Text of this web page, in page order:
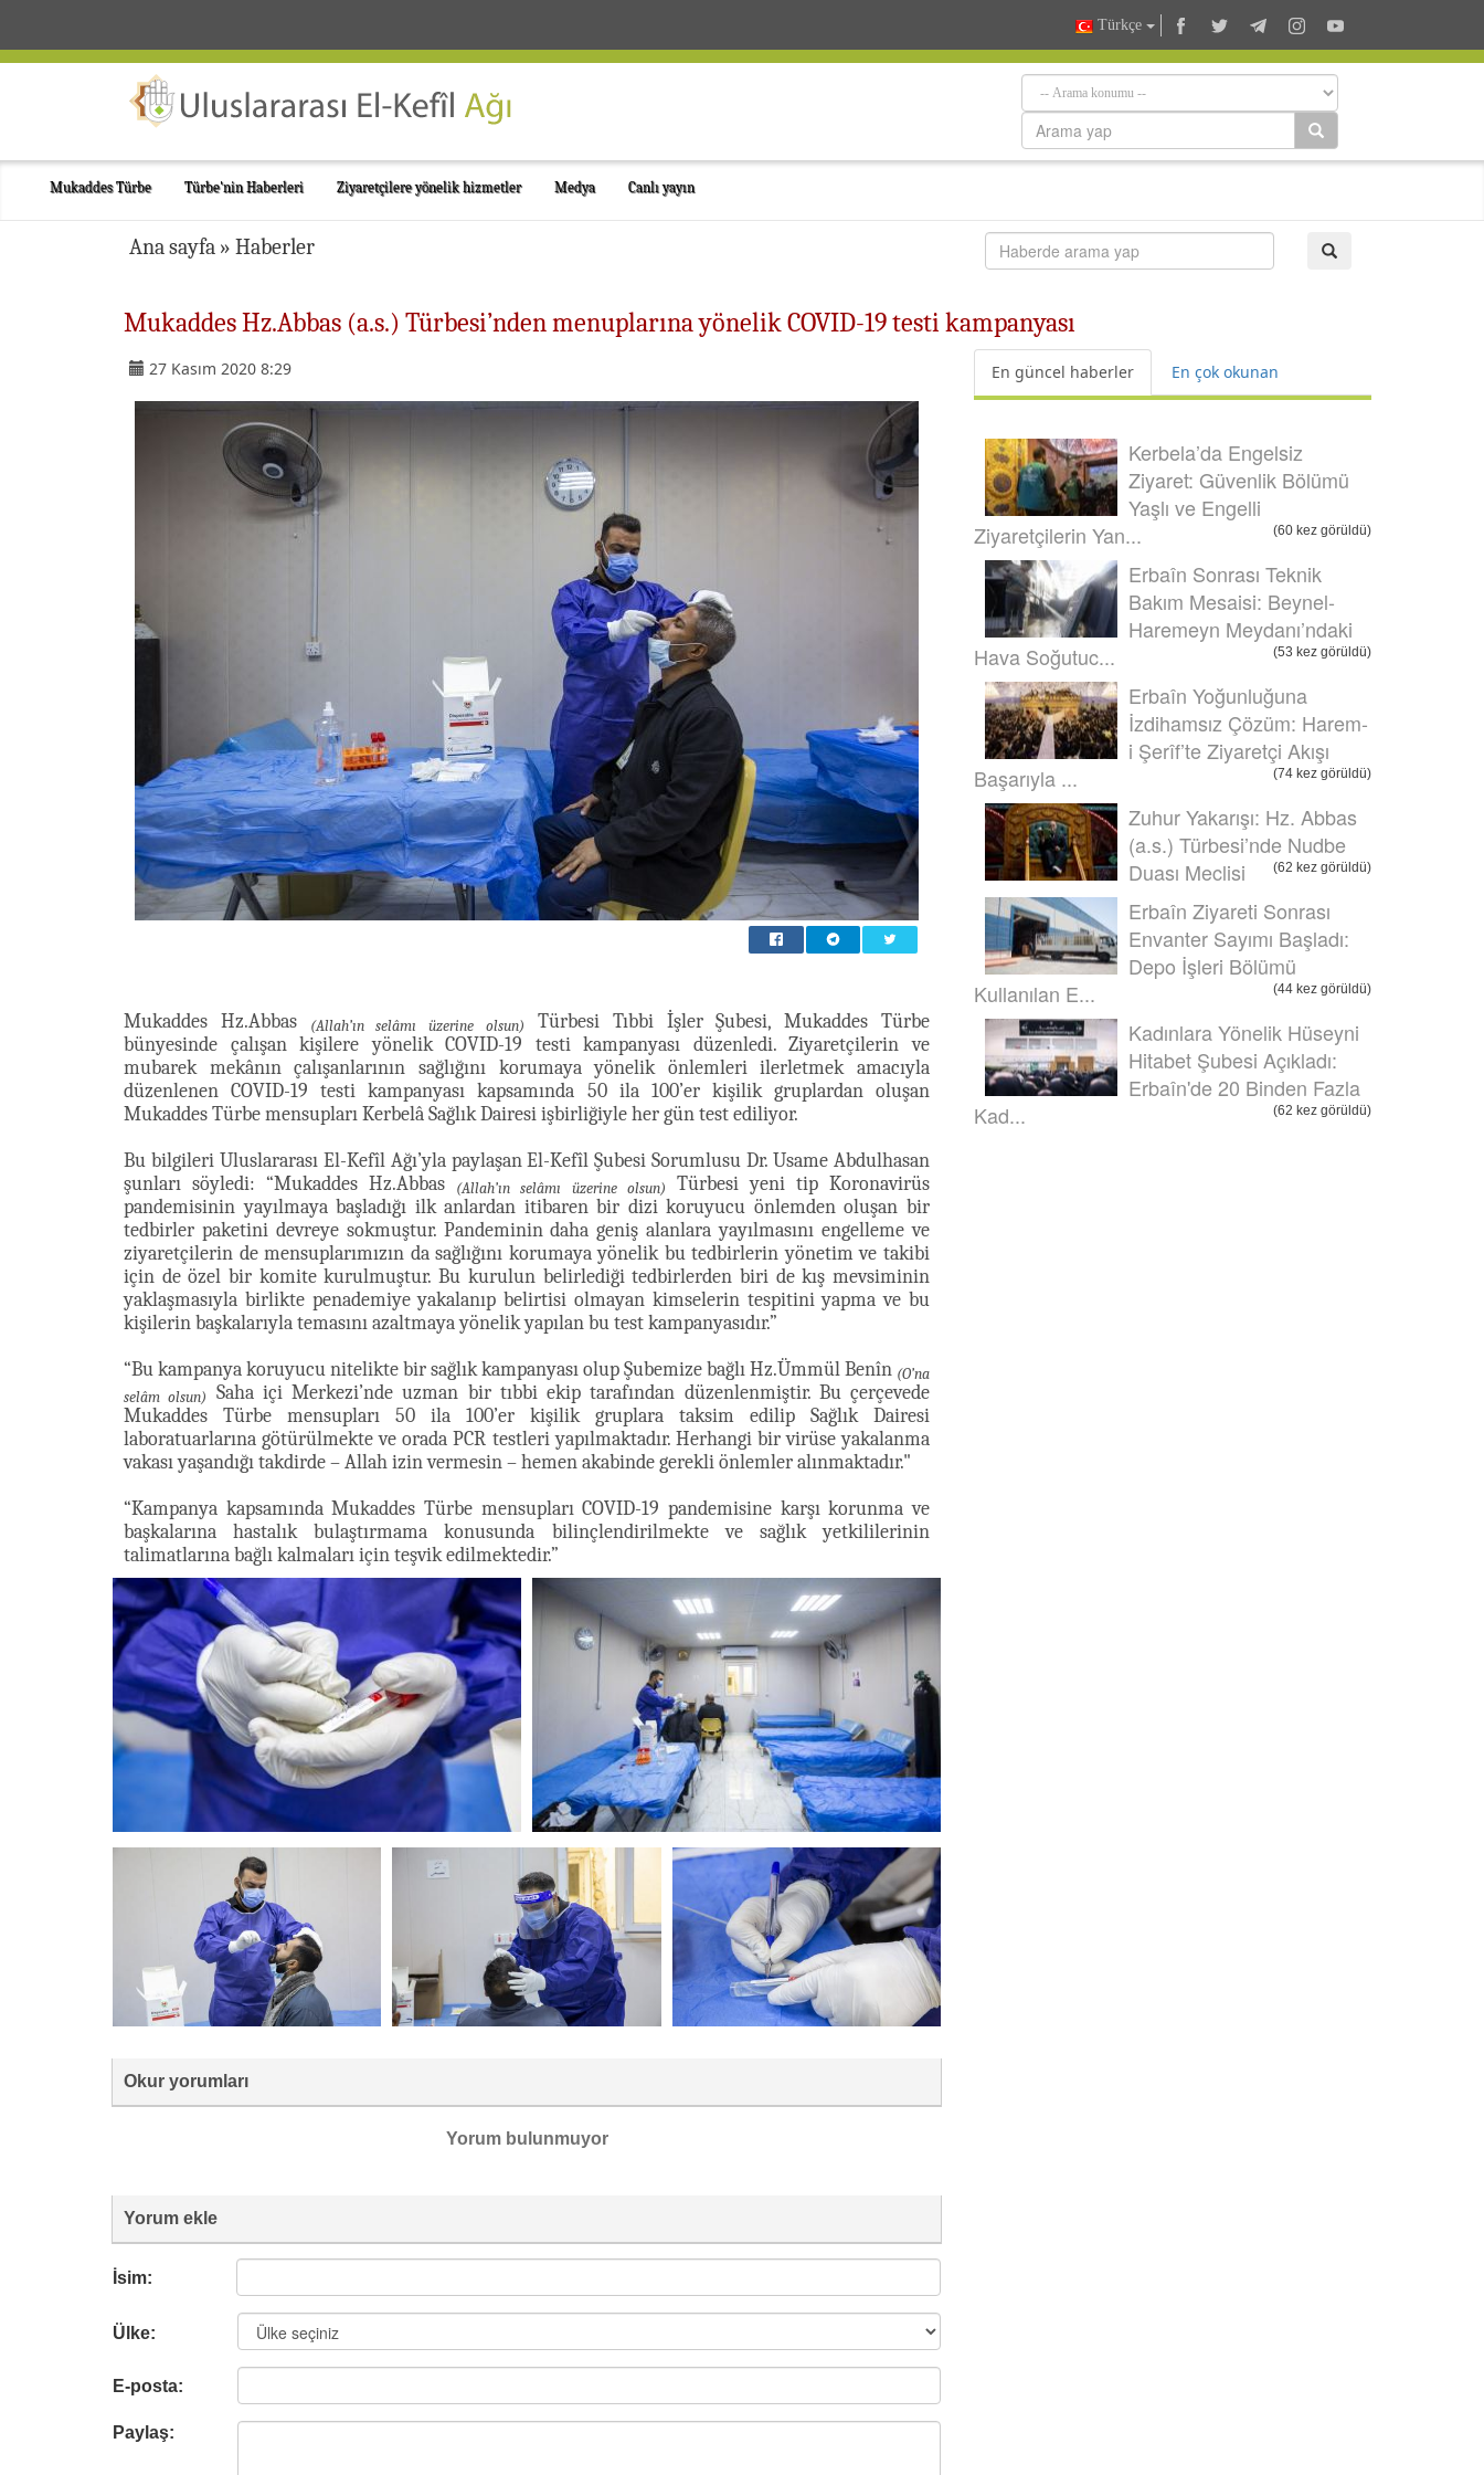
Türkçe
Mukaddes Türbe Türbe'nin Haberleri Ziyaretçilere yönelik hizmetler Medya Canlı yayın
Ana sayfa » Haberler
Mukaddes Hz.Abbas (a.s.) Türbesi’nden menuplarına yönelik COVID-19 testi kampanyası
27 Kasım 2020 8:29
Mukaddes Hz.Abbas (Allah’ın selâmı üzerine olsun)
Türbesi Tıbbi İşler Şubesi, Mukaddes Türbe
bünyesinde çalışan kişilere yönelik COVID-19 testi kampanyası düzenledi. Ziyaretçilerin ve
mubarek mekânın çalışanlarının sağlığını korumaya yönelik önlemleri ilerletmek amacıyla
düzenlenen COVID-19 testi kampanyası kapsamında 50 ila 100’er kişilik gruplardan oluşan
Mukaddes Türbe mensupları Kerbelâ Sağlık Dairesi işbirliğiyle her gün test ediliyor.
Bu bilgileri Uluslararası El-Kefîl Ağı’yla paylaşan El-Kefîl Şubesi Sorumlusu Dr. Usame Abdulhasan
şunları söyledi: “Mukaddes Hz.Abbas
(Allah’ın selâmı üzerine olsun)
Türbesi yeni tip Koronavirüs
pandemisinin yayılmaya başladığı ilk anlardan itibaren bir dizi koruyucu önlemden oluşan bir
tedbirler paketini devreye sokmuştur. Pandeminin daha geniş alanlara yayılmasını engelleme ve
ziyaretçilerin de mensuplarımızın da sağlığını korumaya yönelik bu tedbirlerin yönetim ve takibi
için de özel bir komite kurulmuştur. Bu kurulun belirlediği tedbirlerden biri de kış mevsiminin
yaklaşmasıyla birlikte penademiye yakalanıp belirtisi olmayan kimselerin tespitini yapma ve bu
kişilerin başkalarıyla temasını azaltmaya yönelik yapılan bu test kampanyasıdır.”
“Bu kampanya koruyucu nitelikte bir sağlık kampanyası olup Şubemize bağlı Hz.Ümmül Benîn (O’na
selâm olsun)
Saha içi Merkezi’nde uzman bir tıbbi ekip tarafından düzenlenmiştir. Bu çerçevede
Mukaddes Türbe mensupları 50 ila 100’er kişilik gruplara taksim edilip Sağlık Dairesi
laboratuarlarına götürülmekte ve orada PCR testleri yapılmaktadır. Herhangi bir virüse yakalanma
vakası yaşandığı takdirde – Allah izin vermesin – hemen akabinde gerekli önlemler alınmaktadır."
“Kampanya kapsamında Mukaddes Türbe mensupları COVID-19 pandemisine karşı korunma ve
başkalarına hastalık bulaştırmama konusunda bilinçlendirilmekte ve sağlık yetkililerinin
talimatlarına bağlı kalmaları için teşvik edilmektedir.”
Okur yorumları
Yorum bulunmuyor
Yorum ekle
İsim:
Ülke:
E-posta:
Paylaş:
En güncel haberler En çok okunan
Kerbela’da Engelsiz
Ziyaret: Güvenlik Bölümü
Yaşlı ve Engelli
Ziyaretçilerin Yan...
(60 kez görüldü)
Erbaîn Sonrası Teknik
Bakım Mesaisi: Beynel-
Haremeyn Meydanı’ndaki
Hava Soğutuc...
(53 kez görüldü)
Erbaîn Yoğunluğuna
İzdihamsız Çözüm: Harem-
i Şerîf’te Ziyaretçi Akışı
Başarıyla ...
(74 kez görüldü)
Zuhur Yakarışı: Hz. Abbas
(a.s.) Türbesi’nde Nudbe
Duası Meclisi
(62 kez görüldü)
Erbaîn Ziyareti Sonrası
Envanter Sayımı Başladı:
Depo İşleri Bölümü
Kullanılan E...
(44 kez görüldü)
Kadınlara Yönelik Hüseyni
Hitabet Şubesi Açıkladı:
Erbaîn'de 20 Binden Fazla
Kad...
(62 kez görüldü)